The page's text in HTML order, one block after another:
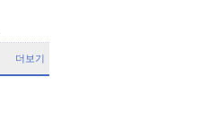
더보기